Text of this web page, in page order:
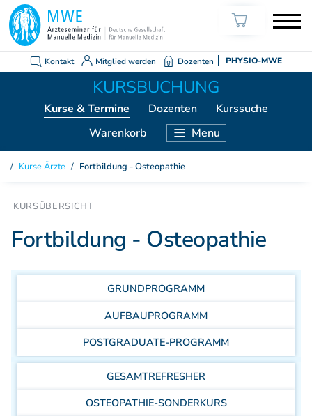
Kontakt Mitglied werden Dozenten PHYSIO-MWE
Kurse & Termine Dozenten
Kurssuche
Warenkorb
Menu
KURSE ÄRZTE
Grundkurs Modul 1
Grundkurs Modul 2
Grundkurs Modul 3
Aufbaukurs Modul 5
Aufbaukurs Modul 6
Aufbaukurs Modul 7
Aufbaukurs Modul 8
Fortbildung & Zusatzkurse
Refresherkurse Manuelle Medizin
Kinesio-Sport-Taping
Krankengymnastik am Gerät
Kurse Ärzte / Fortbildung - Osteopathie
Fortbildung - Osteopathie
GRUNDPROGRAMM
AUFBAUPROGRAMM
POSTGRADUATE-PROGRAMM
GESAMTREFRESHER
OSTEOPATHIE-SONDERKURS